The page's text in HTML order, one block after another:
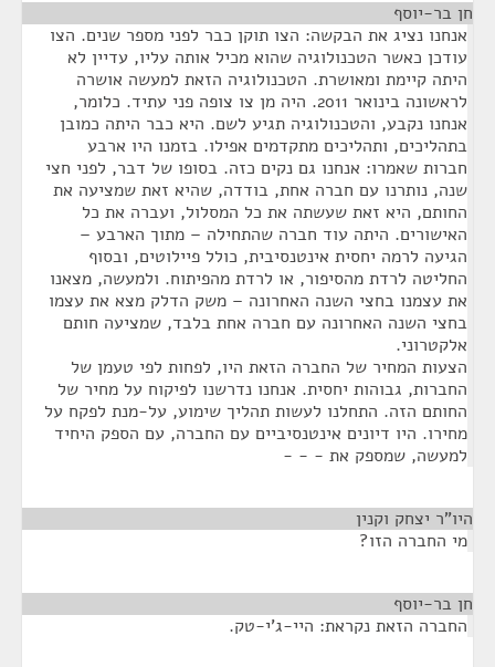
חן בר-יוסף
אנחנו נציג את הבקשה: הצו תוקן כבר לפני מספר שנים. הצו
עודכן כאשר הטכנולוגיה שהוא מכיל אותה עליו, עדיין לא
היתה קיימת ומאושרת. הטכנולוגיה הזאת למעשה אושרה
לראשונה בינואר 2011. היה מן צו צופה פני עתיד. כלומר,
אנחנו נקבע, והטכנולוגיה תגיע לשם. היא כבר היתה כמובן
בתהליכים, ותהליכים מתקדמים אפילו. בזמנו היו ארבע
חברות שאמרו: אנחנו גם נקים כזה. בסופו של דבר, לפני חצי
שנה, נותרנו עם חברה אחת, בודדה, שהיא זאת שמציעה את
החותם, היא זאת שעשתה את כל המסלול, ועברה את כל
האישורים. היתה עוד חברה שהתחילה – מתוך הארבע –
הגיעה לרמה יחסית אינטנסיבית, כולל פיילוטים, ובסוף
החליטה לרדת מהסיפור, או לרדת מהפיתוח. ולמעשה, מצאנו
את עצמנו בחצי השנה האחרונה – משק הדלק מצא את עצמו
בחצי השנה האחרונה עם חברה אחת בלבד, שמציעה חותם
אלקטרוני.
הצעות המחיר של החברה הזאת היו, לפחות לפי טעמן של
החברות, גבוהות יחסית. אנחנו נדרשנו לפיקוח על מחיר של
החותם הזה. התחלנו לעשות תהליך שימוע, על-מנת לפקח על
מחירו. היו דיונים אינטנסיביים עם החברה, עם הספק היחיד
למעשה, שמספק את - - -
היו"ר יצחק וקנין
מי החברה הזו?
חן בר-יוסף
החברה הזאת נקראת: היי-ג'י-טק.